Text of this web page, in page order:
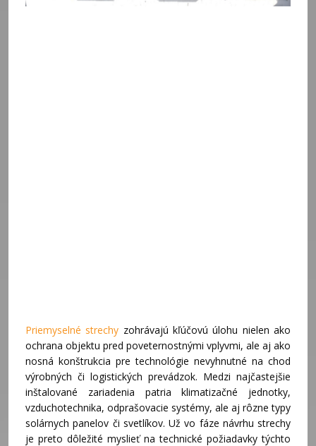
Priemyselné strechy zohrávajú kľúčovú úlohu nielen ako
ochrana objektu pred poveternostnými vplyvmi, ale aj ako
nosná konštrukcia pre technológie nevyhnutné na chod
výrobných či logistických prevádzok. Medzi najčastejšie
inštalované zariadenia patria klimatizačné jednotky,
vzduchotechnika, odprašovacie systémy, ale aj rôzne typy
solárnych panelov či svetlíkov. Už vo fáze návrhu strechy
je preto dôležité myslieť na technické požiadavky týchto